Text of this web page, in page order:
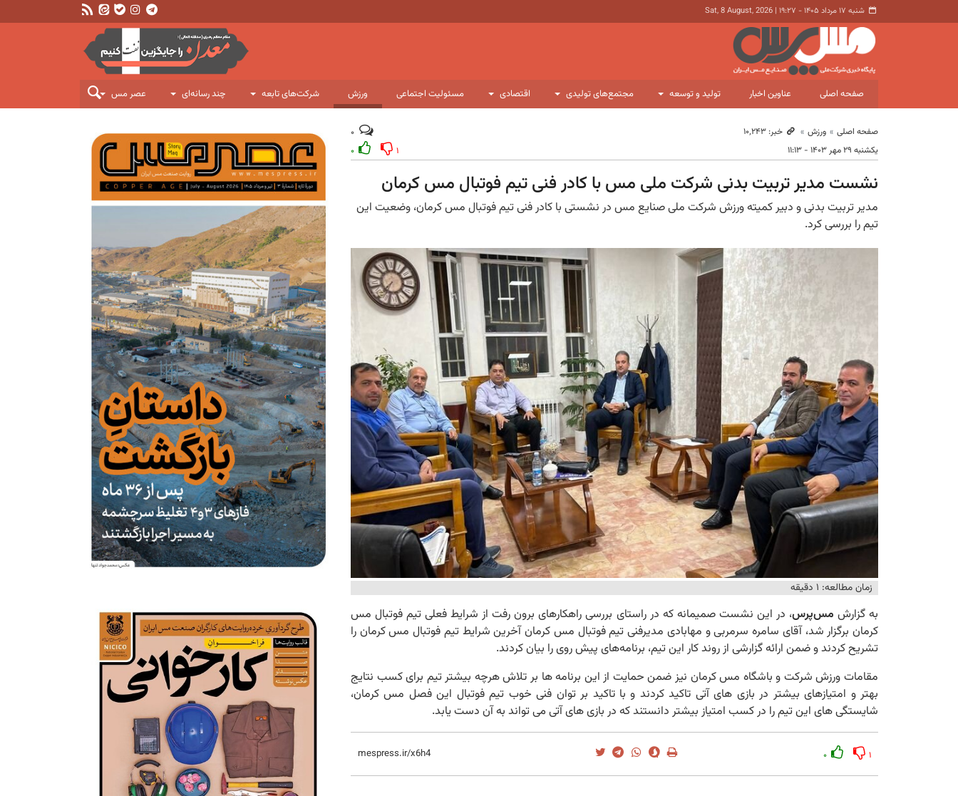
شنبه ۱۷ مرداد ۱۴۰۵ - ۱۹:۲۷ |
Sat, 8 August, 2026
صفحه اصلی عناوین اخبار تولید و توسعه مجتمع‌های تولیدی اقتصادی مسئولیت اجتماعی ورزش شرکت‌های تابعه چند رسانه‌ای عصر مس
صفحه اصلی ورزش خبر: ۱۰٬۲۴۳
یکشنبه ۲۹ مهر ۱۴۰۳ - ۱۱:۱۳
۱ ۰
نشست مدیر تربیت بدنی شرکت ملی مس با کادر فنی تیم فوتبال مس کرمان
زمان مطالعه: ۱ دقیقه
مدیر تربیت بدنی و دبیر کمیته ورزش شرکت ملی صنایع مس در نشستی با کادر فنی تیم فوتبال مس کرمان، وضعیت این
تیم را بررسی کرد.
به گزارش مس‌پرس، در این نشست صمیمانه که در راستای بررسی راهکارهای برون رفت از شرایط فعلی تیم فوتبال مس
کرمان برگزار شد، آقای سامره سرمربی و مهابادی مدیرفنی تیم فوتبال مس کرمان آخرین شرایط تیم فوتبال مس کرمان را
تشریح کردند و ضمن ارائه گزارشی از روند کار این تیم، برنامه‌های پیش روی را بیان کردند.
مقامات ورزش شرکت و باشگاه مس کرمان نیز ضمن حمایت از این برنامه ها بر تلاش هرچه بیشتر تیم برای کسب نتایج
بهتر و امتیازهای بیشتر در بازی های آتی تاکید کردند و با تاکید بر توان فنی خوب تیم فوتبال این فصل مس کرمان،
شایستگی های این تیم را در کسب امتیاز بیشتر دانستند که در بازی های آتی می تواند به آن دست یابد.
۱ ۰